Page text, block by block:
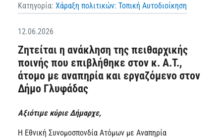
Κατηγορία: Χάραξη πολιτικών: Τοπική Αυτοδιοίκηση
12.06.2026
Ζητείται η ανάκληση της πειθαρχικής
ποινής που επιβλήθηκε στον κ. Α.Τ.,
άτομο με αναπηρία και εργαζόμενο στον
Δήμο Γλυφάδας
Αξιότιμε κύριε Δήμαρχε,
H Εθνική Συνομοσπονδία Ατόμων με Αναπηρία